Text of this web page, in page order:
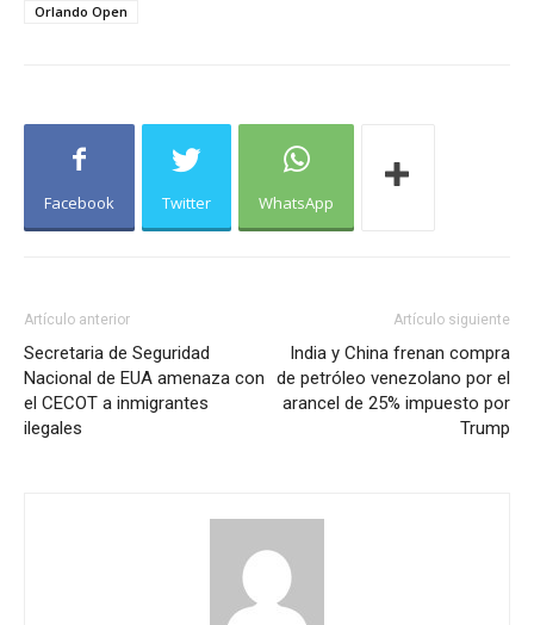
Orlando Open
Facebook Twitter WhatsApp
Artículo anterior
Secretaria de Seguridad
Nacional de EUA amenaza con
el CECOT a inmigrantes
ilegales
Artículo siguiente
India y China frenan compra
de petróleo venezolano por el
arancel de 25% impuesto por
Trump